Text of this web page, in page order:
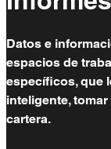
Datos e
espacios de
específicos, que
inteligente,
cartera.